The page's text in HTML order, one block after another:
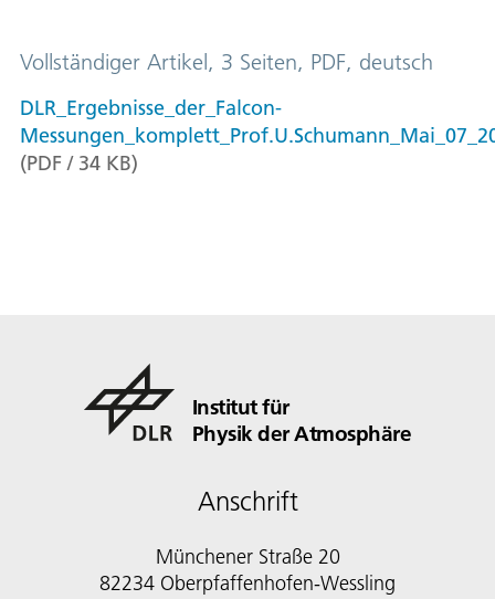
Vollständiger Artikel, 3 Seiten, PDF, deutsch
DLR_Ergebnisse_der_Falcon-
(PDF / 34 KB)
Institut für
Physik der Atmosphäre
Anschrift
Münchener Straße 20
82234 Oberpfaffenhofen-Wessling